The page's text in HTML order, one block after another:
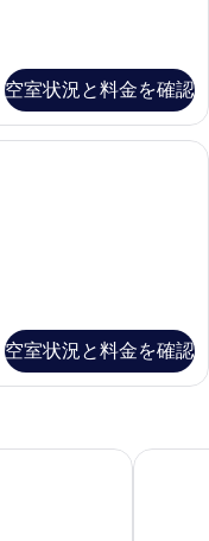
空室状況と料金を確認
綿のシーツ、高級寝具、ミ
空室状況と料金を確認
ンクルーシブ ウィ
OBLU